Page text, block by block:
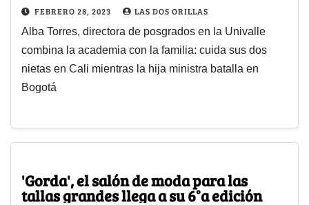
FEBRERO 28, 2023 LAS DOS ORILLAS
Alba Torres, directora de posgrados en la Univalle
combina la academia con la familia: cuida sus dos
nietas en Cali mientras la hija ministra batalla en
Bogotá
'Gorda', el salón de moda para las
tallas grandes llega a su 6°a edición